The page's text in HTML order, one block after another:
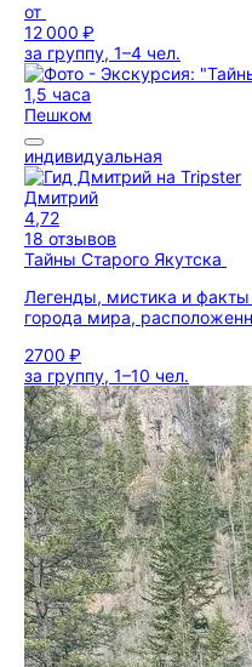
от
12 000 ₽
за группу, 1–4 чел.
1,5 часа
Пешком
индивидуальная
Дмитрий
4,72
18 отзывов
Тайны Старого Якутска
Легенды, мистика и
города мира,
2700 ₽
за группу, 1–10 чел.